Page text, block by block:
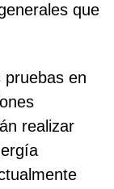
que
pruebas en
realizar